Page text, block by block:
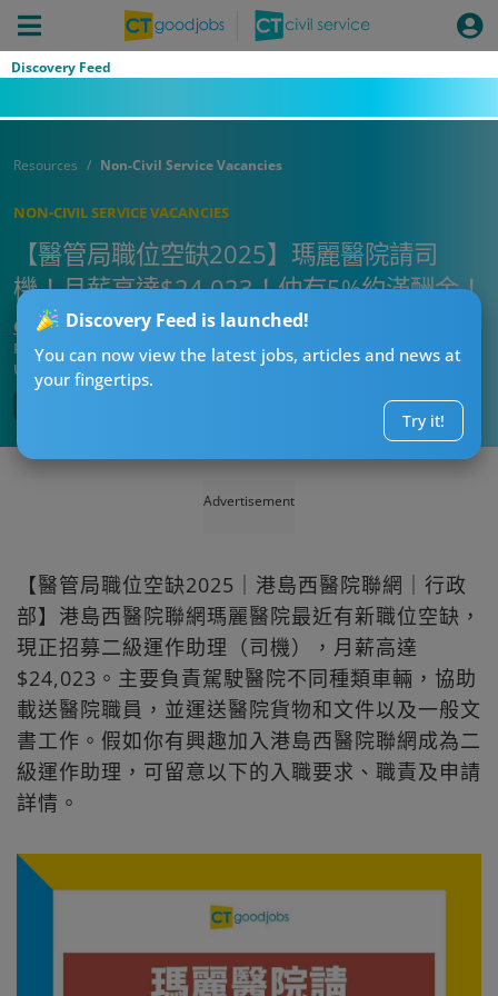
Discovery Feed
Discovery Feed is launched!
You can now view the latest jobs, articles and news at
your fingertips.
Try it!
Resources Non-Civil Service Vacancies
NON-CIVIL SERVICE VACANCIES
【醫管局職位空缺2025】瑪麗醫院請司
機！月薪高達$24,023！仲有5%約滿酬金！
CTgoodjobs’ Editor
Published:
2025-07-11 00:22
Updated:
2025-07-11 10:28
Advertisement
【醫管局職位空缺2025｜港島西醫院聯網｜行政
部】港島西醫院聯網瑪麗醫院最近有新職位空缺，
現正招募二級運作助理（司機），月薪高達
$24,023。主要負責駕駛醫院不同種類車輛，協助
載送醫院職員，並運送醫院貨物和文件以及一般文
書工作。假如你有興趣加入港島西醫院聯網成為二
級運作助理，可留意以下的入職要求、職責及申請
詳情。